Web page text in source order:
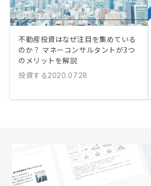
不動産投資はなぜ注目を集めている
のか？ マネーコンサルタントが3つ
のメリットを解説
投資する2020.07.28